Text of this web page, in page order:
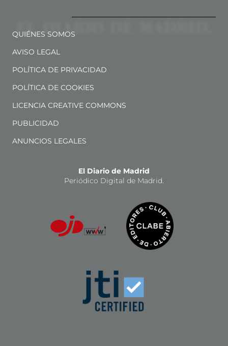
QUIÉNES SOMOS
AVISO LEGAL
POLÍTICA DE PRIVACIDAD
POLÍTICA DE COOKIES
LICENCIA CREATIVE COMMONS
PUBLICIDAD
ANUNCIOS LEGALES
El Diario de Madrid
Periódico Digital de Madrid.